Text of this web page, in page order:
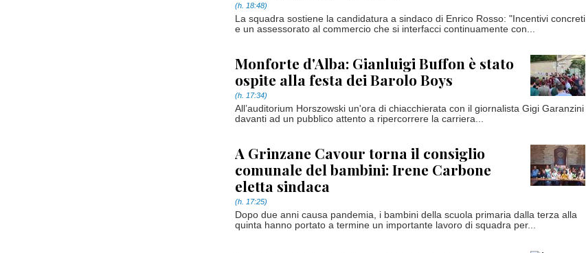
(h. 18:48)
La squadra sostiene la candidatura a sindaco di Enrico Rosso: "Incentivi concreti
e un assessorato al commercio che si interfacci continuamente con...
Monforte d'Alba: Gianluigi Buffon è stato
ospite alla festa dei Barolo Boys
(h. 17:34)
All’auditorium Horszowski un'ora di chiacchierata con il giornalista Gigi Garanzini
davanti ad un pubblico attento a ripercorrere la carriera...
A Grinzane Cavour torna il consiglio
comunale del bambini: Irene Carbone
eletta sindaca
(h. 17:25)
Dopo due anni causa pandemia, i bambini della scuola primaria dalla terza alla
quinta hanno portato a termine un importante lavoro di squadra per...